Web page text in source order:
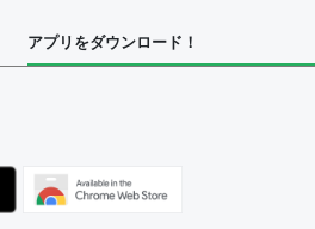
アプリをダウンロード！